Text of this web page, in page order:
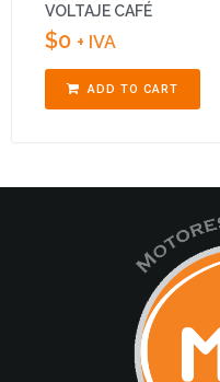
VOLTAJE CAFÉ
$0 + IVA
ADD TO CART